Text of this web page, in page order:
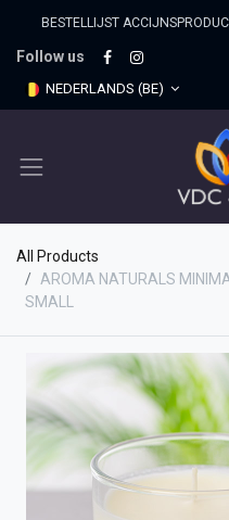
BESTELLIJST
Follow us
NEDERLANDS (BE)
All Products
AROMA NATURALS
SMALL